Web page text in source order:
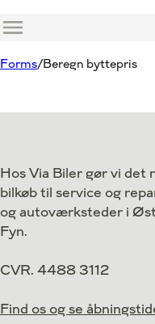
Menu
Forms Beregn byttepris
Hos Via Biler gør vi
bilkøb til service og
og autoværksteder i
Fyn.
CVR. 4488 3112
Find os og se